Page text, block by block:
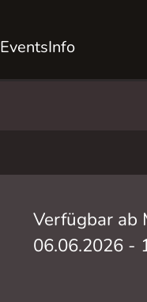
EventsInfo
Verfügbar ab
06.06.2026 -